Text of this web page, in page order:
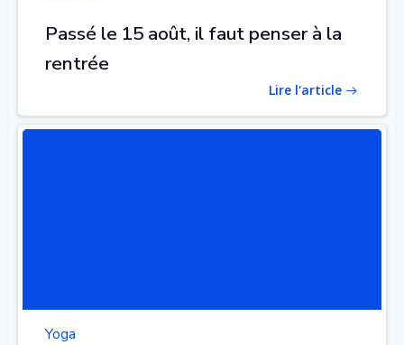
Passé le 15 août, il faut penser à la
rentrée
Lire l'article
Yoga